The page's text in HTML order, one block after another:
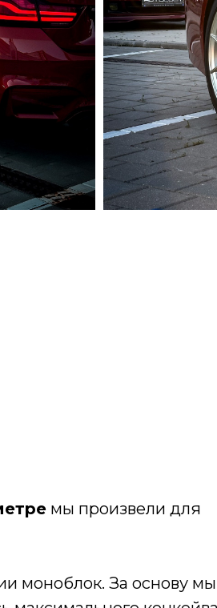
мы произвели для
моноблок. За основу мы